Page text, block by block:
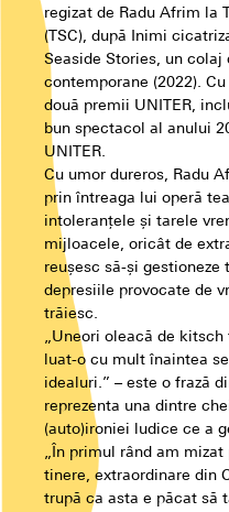
regizat de Radu Afrim la
(TSC), după Inimi
Seaside Stories, un colaj
contemporane (2022).
două premii UNITER,
bun spectacol al anului
UNITER.
Cu umor dureros, Radu
prin întreaga lui operă
intoleranțele și tarele
mijloacele, oricât de
reușesc să-și
depresiile provocate de
trăiesc.
„Uneori oleacă de
luat-o cu mult înaintea
idealuri.” – este o frază
reprezenta una dintre
(auto)ironiei ludice ce a
„În primul rând am
tinere, extraordinare din
trupă ca asta e păcat să